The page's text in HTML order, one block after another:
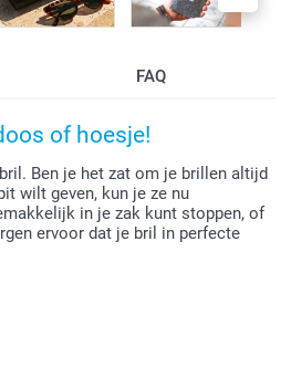
FAQ
of hoesje!
Ben je het zat om je brillen altijd
wilt geven, kun je ze nu
in je zak kunt stoppen, of
ervoor dat je bril in perfecte